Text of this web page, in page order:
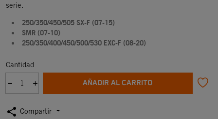
serie.
250/350/450/505 SX-F (07-15)
SMR (07-10)
250/350/400/450/500/530 EXC-F (08-20)
Cantidad
AÑADIR AL CARRITO
share Compartir